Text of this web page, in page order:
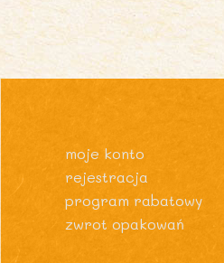
moje konto
rejestracja
program rabatowy
zwrot opakowań